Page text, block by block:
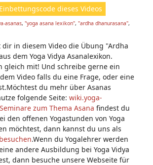
n:
dieses Videos
asanas, "yoga asana lexikon", "ardha dhanurasana",
dir in diesem Video die Übung "Ardha
dem Yoga Vidya Asanalexikon.
gleich mit! Und schreibe gerne ein
Video falls du eine Frage, oder eine
du mehr über Asanas
folgende Seite: wiki.yoga-
Seminare zum Thema Asana findest du
den offenen Yogastunden von Yoga
möchtest, dann kannst du uns als
.Wenn du Yogalehrer werden
andere Ausbildung bei Yoga Vidya
dann besuche unsere Webseite für